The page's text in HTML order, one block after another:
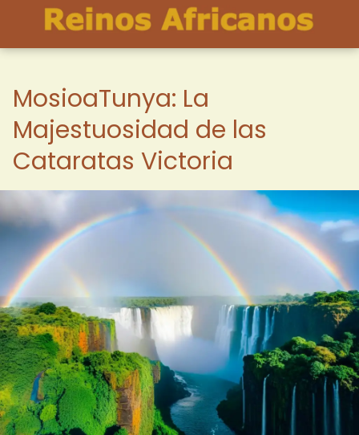
MosioaTunya: La
Majestuosidad de las
Cataratas Victoria